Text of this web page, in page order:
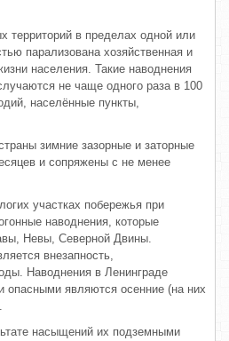
территорий в пределах одной или
парализована хозяйственная и
населения. Такие наводнения
не чаще одного раза в 100
населённые пункты,
зимние зазорные и заторные
и сопряжены с не менее
участках побережья при
наводнения, которые
Невы, Северной Двины.
внезапность,
Наводнения в Ленинграде
являются осенние (на них
насыщений их подземными